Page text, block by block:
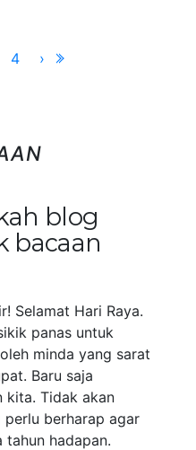
4 ›
blog
bacaan
Selamat Hari Raya.
panas untuk
minda yang sarat
Baru saja
kita. Tidak akan
berharap agar
hadapan.